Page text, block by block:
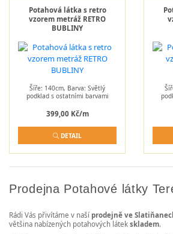
Potahová látka s retro
vzorem metráž RETRO
BUBLINY
Šíře: 140cm, Barva: Světlý
podklad s ostatními barvami
399,00 Kč/m
DETAIL
Prodejna Potahové látky
Rádi Vás přivítáme v naší prodejně ve
většina nabízených potahových látek skladem.